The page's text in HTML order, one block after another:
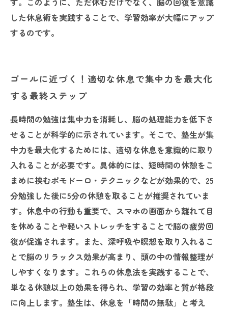
した休息術を実践することで、学習効率が大幅にアップ
するのです。
ゴールに近づく！適切な休息で集中力を最大化
する最終ステップ
長時間の勉強は集中力を消耗し、脳の処理能力を低下さ
せることが科学的に示されています。そこで、塾生が集
中力を最大化するためには、適切な休息を意識的に取り
入れることが必要です。具体的には、短時間の休憩をこ
まめに挟むポモドーロ・テクニックなどが効果的で、25
分勉強した後に5分の休憩を取ることが推奨されていま
す。休息中の行動も重要で、スマホの画面から離れて目
を休めることや軽いストレッチをすることで脳の疲労回
復が促進されます。また、深呼吸や瞑想を取り入れるこ
とで脳のリラックス効果が高まり、頭の中の情報整理が
しやすくなります。これらの休息法を実践することで、
単なる休憩以上の効果を得られ、学習の効率と質が格段
に向上します。塾生は、休息を「時間の無駄」と考え